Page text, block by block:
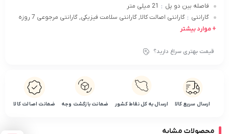
فاصله بین دو پل : 21 میلی متر
گارانتی : گارانتی اصالت کالا, گارانتی سلامت فیزیکی, گارانتی مرجوعی 7 روزه
+ موارد بیشتر
قیمت بهتری سراغ دارید؟
ارسال سریع کالا ارسال به کل نقاط کشور ضمانت بازگشت وجه ضمانت اصالت کالا
محصولات مشابه